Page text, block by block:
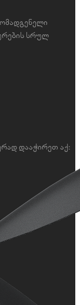
სრულ
დააჭირეთ აქ: